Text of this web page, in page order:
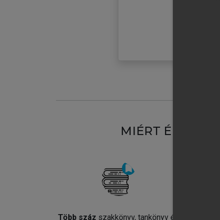
MIÉRT
Több száz szakkönyv, tankönyv és